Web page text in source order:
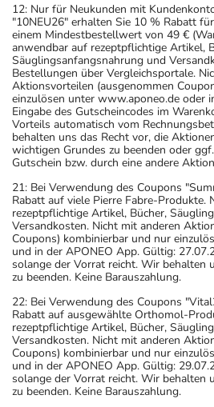
12: Nur für Neukunden mit
"10NEU26" erhalten Sie 10 % Rabatt
einem Mindestbestellwert von 49 €
anwendbar auf rezeptpflichtige Artikel,
Säuglingsanfangsnahrung und
Bestellungen über Vergleichsportale.
Aktionsvorteilen (ausgenommen
einzulösen unter www.aponeo.de oder
Eingabe des Gutscheincodes im
Vorteils automatisch vom
behalten uns das Recht vor, die
wichtigen Grundes zu beenden oder
Gutschein bzw. durch eine andere
21: Bei Verwendung des Coupons
Rabatt auf viele Pierre Fabre-Produkte.
rezeptpflichtige Artikel, Bücher,
Versandkosten. Nicht mit anderen
Coupons) kombinierbar und nur
und in der APONEO App. Gültig:
solange der Vorrat reicht. Wir behalten
zu beenden. Keine Barauszahlung.
22: Bei Verwendung des Coupons
Rabatt auf ausgewählte Orthomol-
rezeptpflichtige Artikel, Bücher,
Versandkosten. Nicht mit anderen
Coupons) kombinierbar und nur
und in der APONEO App. Gültig:
solange der Vorrat reicht. Wir behalten
zu beenden. Keine Barauszahlung.